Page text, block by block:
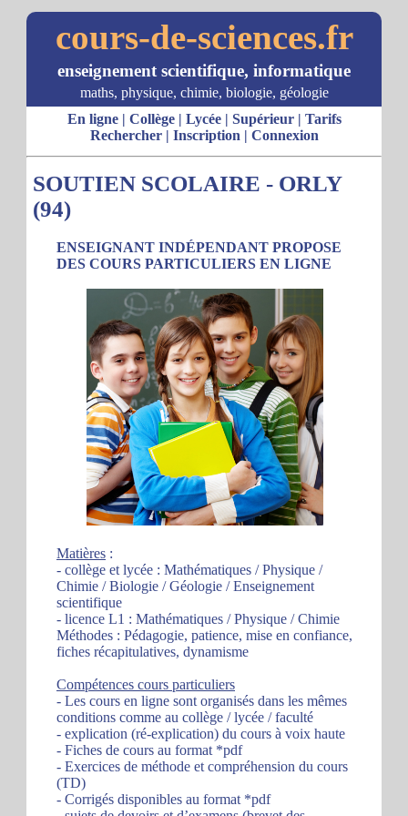
cours-de-sciences.fr
enseignement scientifique, informatique
maths, physique, chimie, biologie, géologie
En ligne| Collège| Lycée| Supérieur| Tarifs
Rechercher| Inscription | Connexion
SOUTIEN SCOLAIRE - ORLY
(94)
ENSEIGNANT INDÉPENDANT PROPOSE
DES COURS PARTICULIERS EN LIGNE
Matières :
- collège et lycée : Mathématiques / Physique /
Chimie / Biologie / Géologie / Enseignement
scientifique
- licence L1 : Mathématiques / Physique / Chimie
Méthodes : Pédagogie, patience, mise en confiance,
fiches récapitulatives, dynamisme
Compétences cours particuliers
- Les cours en ligne sont organisés dans les mêmes
conditions comme au collège / lycée / faculté
- explication (ré-explication) du cours à voix haute
- Fiches de cours au format *pdf
- Exercices de méthode et compréhension du cours
(TD)
- Corrigés disponibles au format *pdf